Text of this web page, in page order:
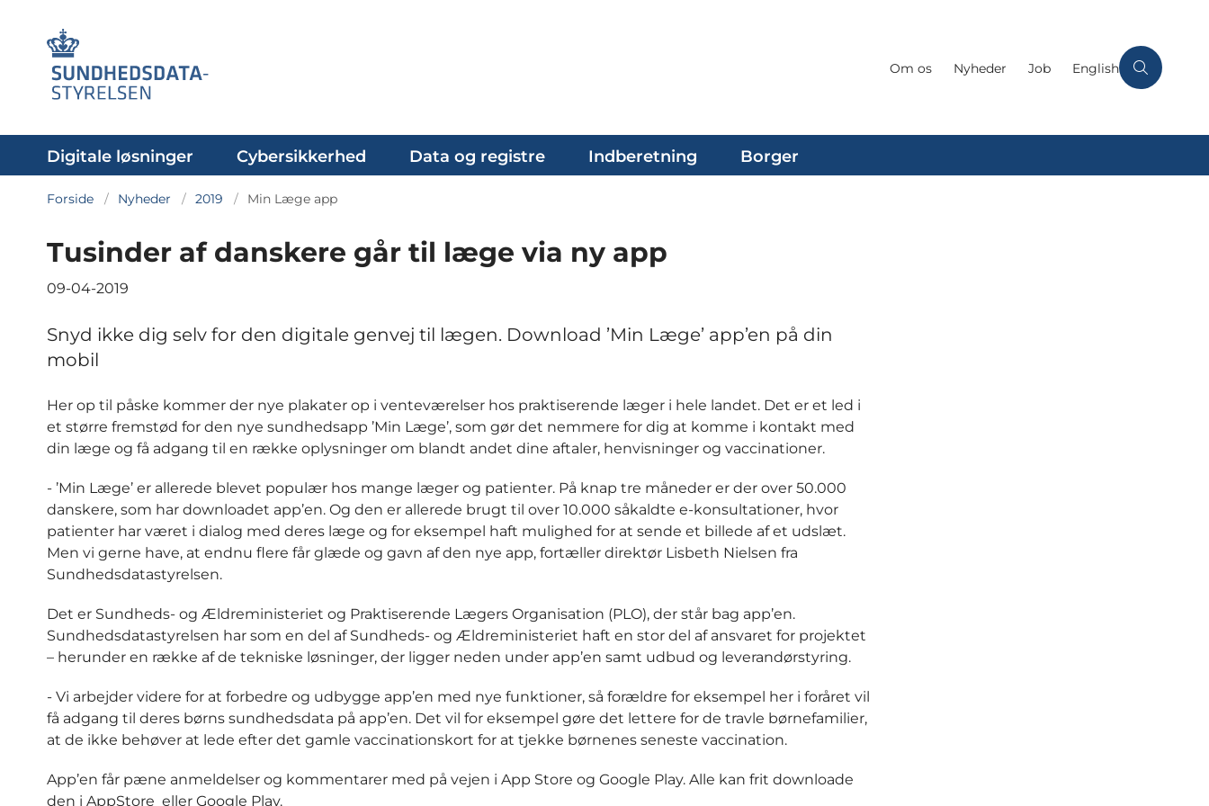
Om os Nyheder Job English
Digitale løsninger Cybersikkerhed Data og registre Indberetning Borger
Forside Nyheder 2019 Min Læge app
Tusinder af danskere går til læge via ny app
09-04-2019
Snyd ikke dig selv for den digitale genvej til lægen. Download ’Min Læge’ app’en på din
mobil
Her op til påske kommer der nye plakater op i venteværelser hos praktiserende læger i hele landet. Det er et led i
et større fremstød for den nye sundhedsapp ’Min Læge’, som gør det nemmere for dig at komme i kontakt med
din læge og få adgang til en række oplysninger om blandt andet dine aftaler, henvisninger og vaccinationer.
- ’Min Læge’ er allerede blevet populær hos mange læger og patienter. På knap tre måneder er der over 50.000
danskere, som har downloadet app’en. Og den er allerede brugt til over 10.000 såkaldte e-konsultationer, hvor
patienter har været i dialog med deres læge og for eksempel haft mulighed for at sende et billede af et udslæt.
Men vi gerne have, at endnu flere får glæde og gavn af den nye app, fortæller direktør Lisbeth Nielsen fra
Sundhedsdatastyrelsen.
Det er Sundheds- og Ældreministeriet og Praktiserende Lægers Organisation (PLO), der står bag app’en.
Sundhedsdatastyrelsen har som en del af Sundheds- og Ældreministeriet haft en stor del af ansvaret for projektet
– herunder en række af de tekniske løsninger, der ligger neden under app’en samt udbud og leverandørstyring.
- Vi arbejder videre for at forbedre og udbygge app’en med nye funktioner, så forældre for eksempel her i foråret vil
få adgang til deres børns sundhedsdata på app’en. Det vil for eksempel gøre det lettere for de travle børnefamilier,
at de ikke behøver at lede efter det gamle vaccinationskort for at tjekke børnenes seneste vaccination.
App’en får pæne anmeldelser og kommentarer med på vejen i App Store og Google Play. Alle kan frit downloade
den i AppStore eller Google Play.